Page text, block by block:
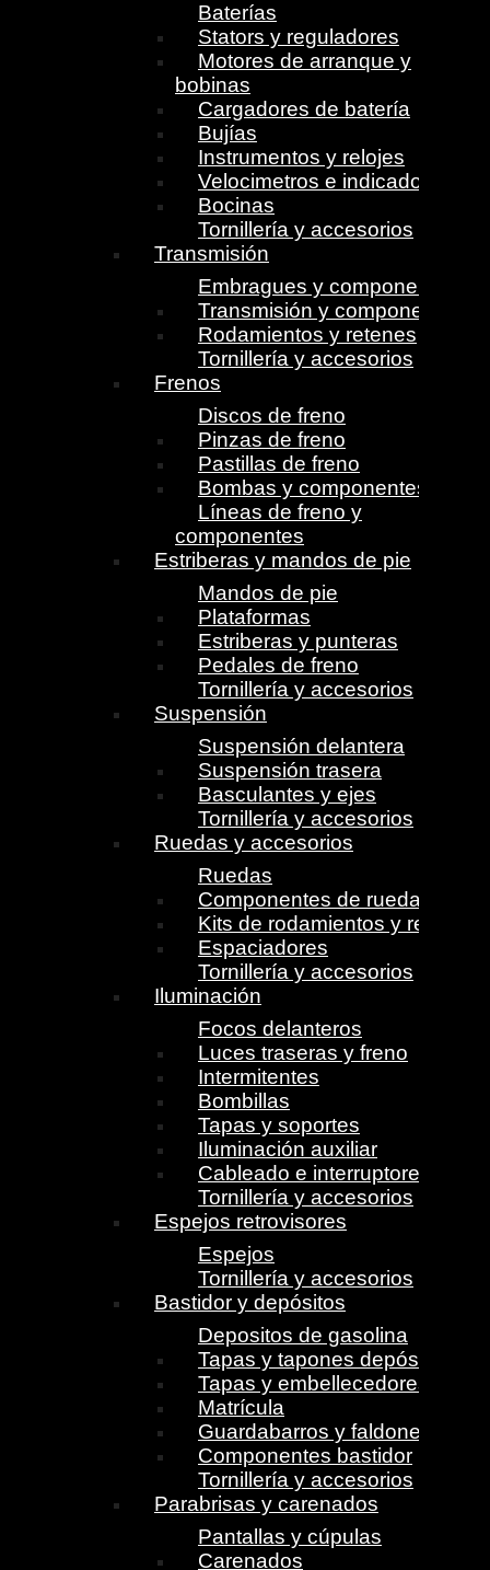
Baterías
Stators y reguladores
Motores de arranque y
bobinas
Cargadores de batería
Bujías
Instrumentos y relojes
Velocimetros e indicadores
Bocinas
Tornillería y accesorios
Transmisión
Embragues y componentes
Transmisión y componentes
Rodamientos y retenes
Tornillería y accesorios
Frenos
Discos de freno
Pinzas de freno
Pastillas de freno
Bombas y componentes
Líneas de freno y
componentes
Estriberas y mandos de pie
Mandos de pie
Plataformas
Estriberas y punteras
Pedales de freno
Tornillería y accesorios
Suspensión
Suspensión delantera
Suspensión trasera
Basculantes y ejes
Tornillería y accesorios
Ruedas y accesorios
Ruedas
Componentes de ruedas
Kits de rodamientos y retenes
Espaciadores
Tornillería y accesorios
Iluminación
Focos delanteros
Luces traseras y freno
Intermitentes
Bombillas
Tapas y soportes
Iluminación auxiliar
Cableado e interruptores
Tornillería y accesorios
Espejos retrovisores
Espejos
Tornillería y accesorios
Bastidor y depósitos
Depositos de gasolina
Tapas y tapones depósito
Tapas y embellecedores
Matrícula
Guardabarros y faldones
Componentes bastidor
Tornillería y accesorios
Parabrisas y carenados
Pantallas y cúpulas
Carenados